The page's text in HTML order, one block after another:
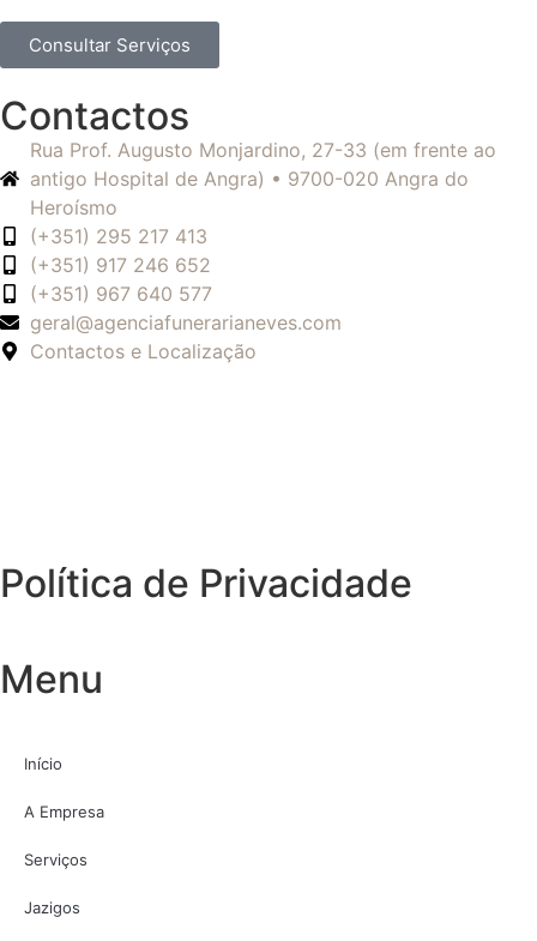
Consultar Serviços
Contactos
Rua Prof. Augusto Monjardino, 27-33 (em frente ao
antigo Hospital de Angra) • 9700-020 Angra do
Heroísmo
(+351) 295 217 413
(+351) 917 246 652
(+351) 967 640 577
geral@agenciafunerarianeves.com
Contactos e Localização
Política de Privacidade
Menu
Início
A Empresa
Serviços
Jazigos